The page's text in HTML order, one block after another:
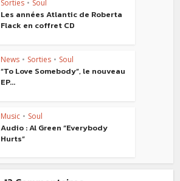
Sorties • Soul
Les années Atlantic de Roberta
Flack en coffret CD
News • Sorties • Soul
“To Love Somebody”, le nouveau
EP...
Music • Soul
Audio : Al Green “Everybody
Hurts”